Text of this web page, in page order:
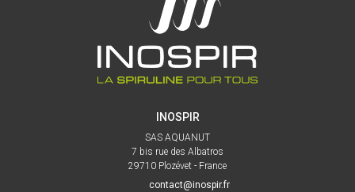
INOSPIR
SAS AQUANUT
7 bis rue des Albatros
29710 Plozévet - France
contact@inospir.fr